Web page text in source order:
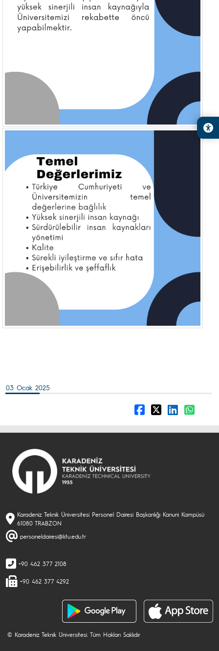
03 Ocak 2025
Karadeniz Teknik Üniversitesi Personel Dairesi Başkanlığı Kanuni Kampüsü
61080 TRABZON
personeldairesi@ktu.edu.tr
+90 462 377 2108
+90 462 377 4292
© Karadeniz Teknik Üniversitesi. Tüm Hakları Saklıdır